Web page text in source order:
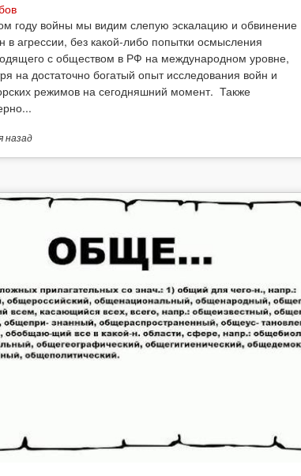
году войны мы видим слепую эскалацию и обвинение
в агрессии, без какой-либо попытки осмысления
с обществом в РФ на международном уровне,
на достаточно богатый опыт исследования войн и
режимов на сегодняшний момент. Также
назад